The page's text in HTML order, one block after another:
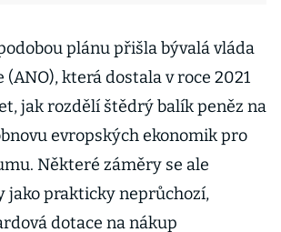
plánu přišla bývalá vláda
která dostala v roce 2021
jak rozdělí štědrý balík peněz na
evropských ekonomik pro
Některé záměry se ale
jako prakticky neprůchozí,
dotace na nákup